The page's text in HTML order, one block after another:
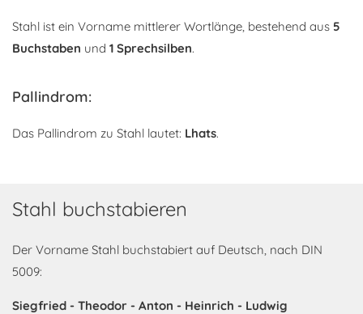
Stahl ist ein Vorname mittlerer Wortlänge, bestehend aus 5
Buchstaben und 1 Sprechsilben.
Pallindrom:
Das Pallindrom zu Stahl lautet: Lhats.
Stahl buchstabieren
Der Vorname Stahl buchstabiert auf Deutsch, nach DIN
5009:
Siegfried - Theodor - Anton - Heinrich - Ludwig